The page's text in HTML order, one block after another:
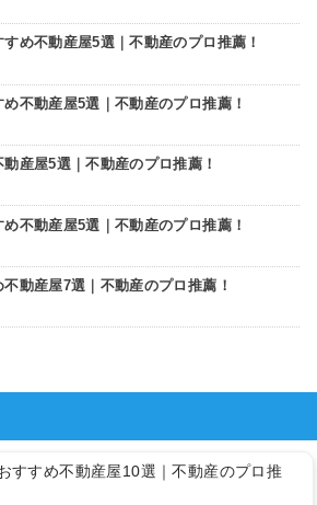
め不動産屋5選｜不動産のプロ推薦！
不動産屋5選｜不動産のプロ推薦！
産屋5選｜不動産のプロ推薦！
不動産屋5選｜不動産のプロ推薦！
動産屋7選｜不動産のプロ推薦！
すすめ不動産屋10選｜不動産のプロ推